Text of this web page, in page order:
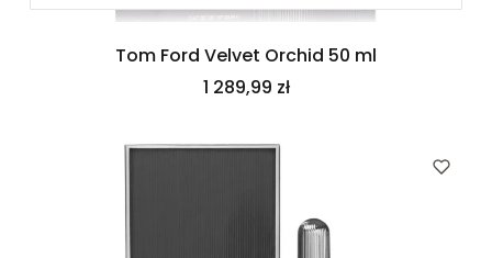
Tom Ford Velvet Orchid 50 ml
Cena
1 289,99 zł